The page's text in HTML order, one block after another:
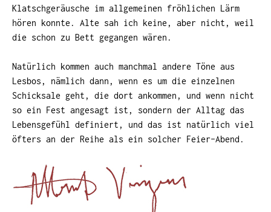
Klatschgeräusche im allgemeinen fröhlichen Lärm
hören konnte. Alte sah ich keine, aber nicht, weil
die schon zu Bett gegangen wären.
Natürlich kommen auch manchmal andere Töne aus
Lesbos, nämlich dann, wenn es um die einzelnen
Schicksale geht, die dort ankommen, und wenn nicht
so ein Fest angesagt ist, sondern der Alltag das
Lebensgefühl definiert, und das ist natürlich viel
öfters an der Reihe als ein solcher Feier-Abend.